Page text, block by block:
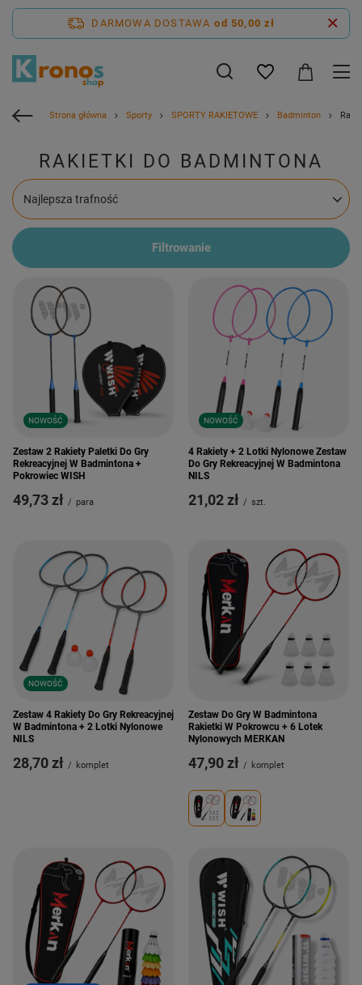
DARMOWA DOSTAWA od 50,00 zł
Strona główna Sporty SPORTY RAKIETOWE Badminton
RAKIETKI DO BADMINTONA
Zmień sortowanie
Najlepsza trafność
Filtrowanie
NOWOŚĆ
Zestaw 2 Rakiety Paletki Do Gry
Rekreacyjnej W Badmintona +
Pokrowiec WISH
49,73 zł / para
NOWOŚĆ
4 Rakiety + 2 Lotki Nylonowe Zestaw
Do Gry Rekreacyjnej W Badmintona
NILS
21,02 zł / szt.
NOWOŚĆ
Zestaw 4 Rakiety Do Gry Rekreacyjnej
W Badmintona + 2 Lotki Nylonowe
NILS
28,70 zł / komplet
Zestaw Do Gry W Badmintona
Rakietki W Pokrowcu + 6 Lotek
Nylonowych MERKAN
47,90 zł / komplet